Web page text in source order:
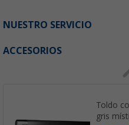
NUESTRO SERVICIO
ACCESORIOS
Toldo
gris